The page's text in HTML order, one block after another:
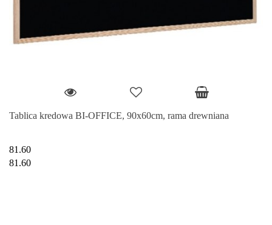
Tablica kredowa BI-OFFICE, 90x60cm, rama drewniana
81.60
81.60